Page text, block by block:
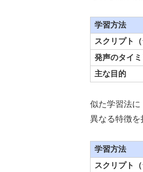
学習方法
スクリプト（
発声のタイ
主な目的
似た学習法
異なる特徴を
学習方法
スクリプト（